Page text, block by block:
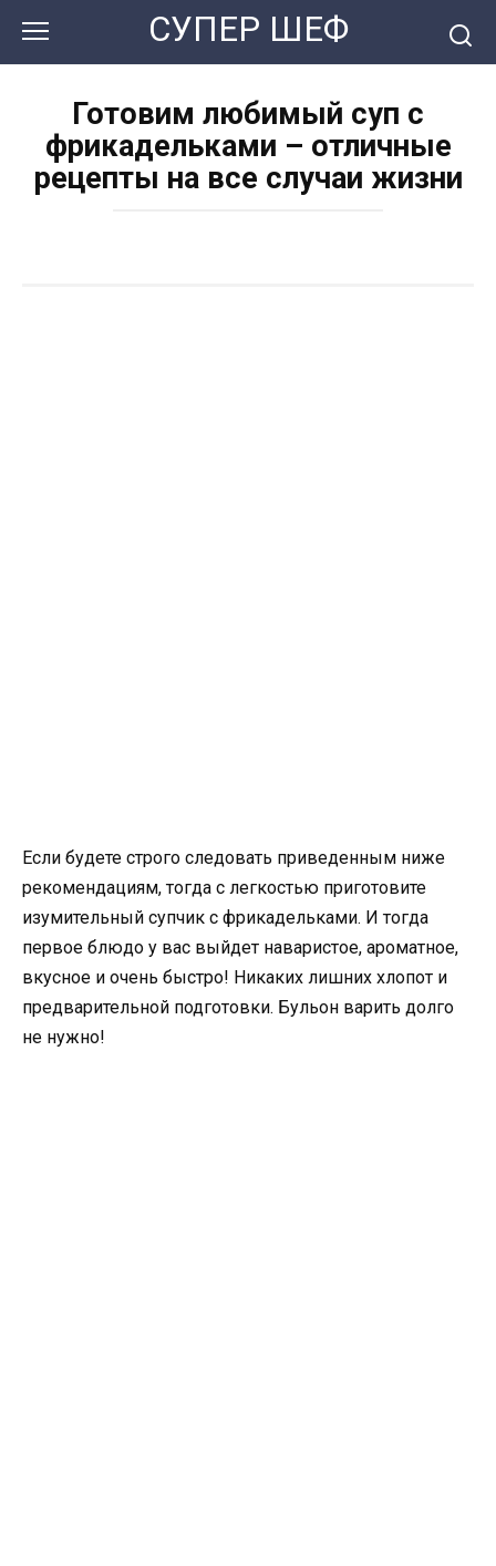
контенту
СУПЕР ШЕФ
Готовим любимый суп с
фрикадельками – отличные
рецепты на все случаи жизни
Если будете строго следовать приведенным ниже
рекомендациям, тогда с легкостью приготовите
изумительный супчик с фрикадельками. И тогда
первое блюдо у вас выйдет наваристое, ароматное,
вкусное и очень быстро! Никаких лишних хлопот и
предварительной подготовки. Бульон варить долго
не нужно!